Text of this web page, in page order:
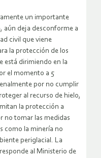
un importante
aún deja desconforme a
civil que viene
la protección de los
está dirimiendo en la
el momento a 5
por no cumplir
al recurso de hielo,
la protección a
no tomar las medidas
como la minería no
periglacial. La
al Ministerio de